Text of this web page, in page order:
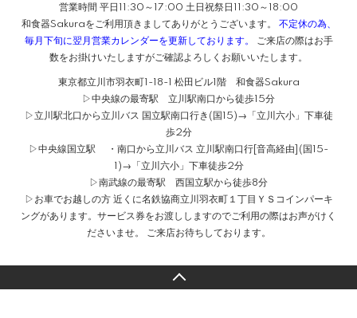
営業時間 平日11:30～17:00 土日祝祭日11:30～18:00
和食器Sakuraをご利用頂きましてありがとうございます。 不定休の為、
毎月下旬に翌月営業カレンダーを更新しております。
ご来店の際はお手
数をお掛けいたしますがご確認よろしくお願いいたします。
東京都立川市羽衣町1-18-1 松田ビル1階 和食器Sakura
▷中央線の最寄駅 立川駅南口から徒歩15分
▷立川駅北口から立川バス 国立駅南口行き(国15)→「立川六小」下車徒
歩2分
▷中央線国立駅 ・南口から立川バス 立川駅南口行[音高経由](国15-
1)→「立川六小」下車徒歩2分
▷南武線の最寄駅 西国立駅から徒歩8分
▷お車でお越しの方 近くに名鉄協商立川羽衣町１丁目ＹＳコインパーキ
ングがあります。サービス券をお渡ししますのでご利用の際はお声がけく
ださいませ。 ご来店お待ちしております。